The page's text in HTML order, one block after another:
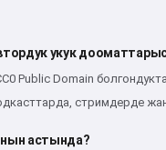
укук
Public Domain
стримдерде
астында?
ырларды
жана
жаза алам